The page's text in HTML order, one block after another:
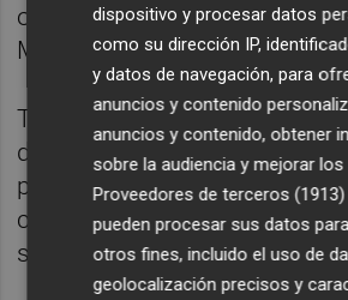
obras del tercer carril del
Mediterráneo.
Tras reunirse con Ana Pastor
desveló que Ana Pastor llegó
plantear la posibilidad de que
cofinanciase actuaciones y
son de competencia
dispositivo y procesar datos
como su dirección IP,
y datos de navegación, para
anuncios y contenido
anuncios y contenido, obtener
sobre la audiencia y mejorar los
Proveedores de terceros (1913)
pueden procesar sus datos
otros fines, incluido el uso de
geolocalización precisos y